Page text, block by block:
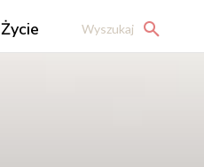
Życie Wyszukaj